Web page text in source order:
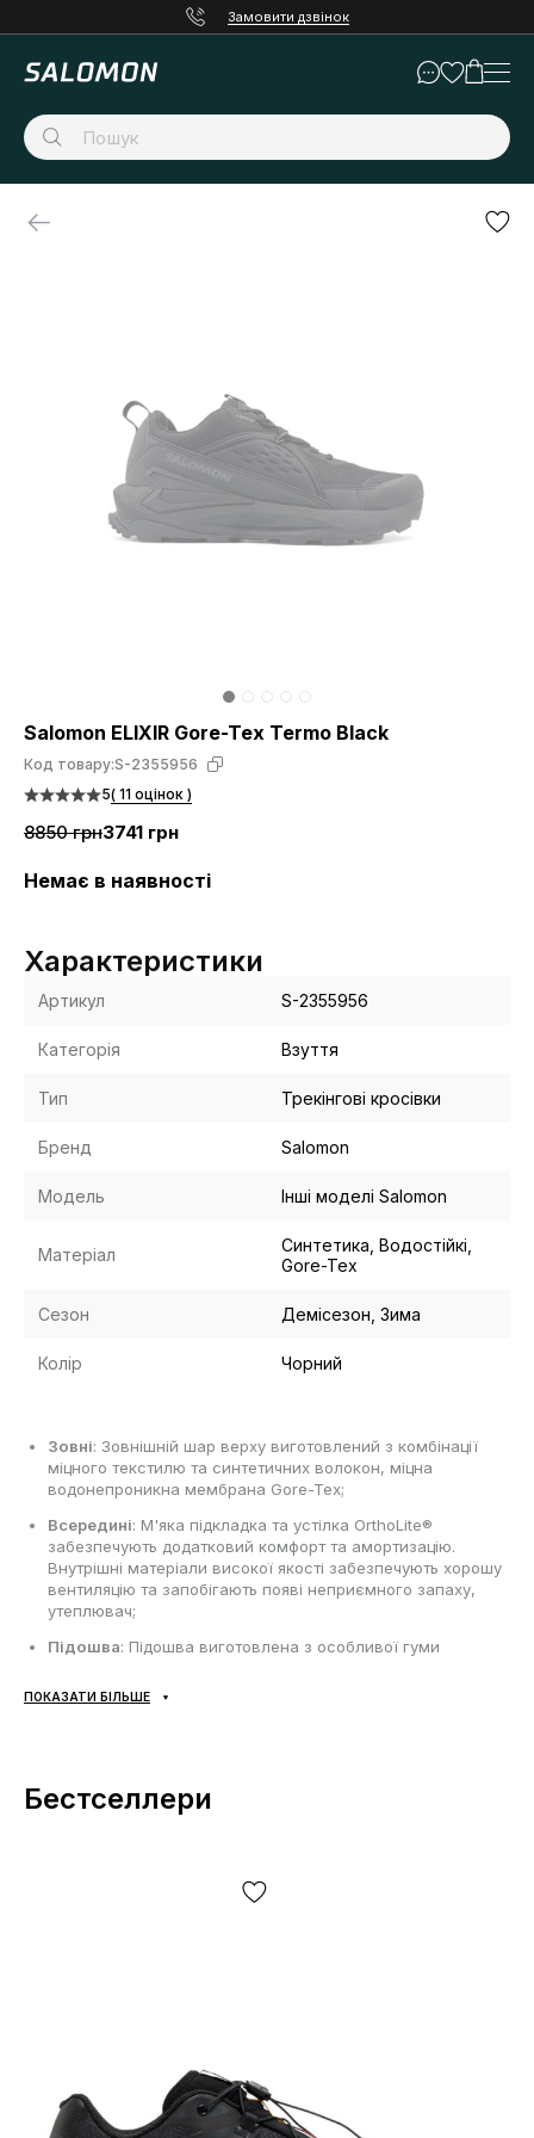
Замовити дзвінок
Salomon ELIXIR Gore-Tex Termo Black
Код товару:S-2355956
5( 11 оцінок )
8850 грн3741 грн
Немає в наявності
Характеристики
Артикул S-2355956
Категорія Взуття
Тип Трекінгові кросівки
Бренд Salomon
Модель Інші моделі Salomon
Матеріал
Синтетика, Водостійкі,
Gore-Tex
Сезон Демісезон, Зима
Колір Чорний
Зовні: Зовнішній шар верху виготовлений з комбінації
міцного текстилю та синтетичних волокон, міцна
водонепроникна мембрана Gore-Tex;
Всередині: М'яка підкладка та устілка OrthoLite®
забезпечують додатковий комфорт та амортизацію.
Внутрішні матеріали високої якості забезпечують хорошу
вентиляцію та запобігають появі неприємного запаху,
утеплювач;
Підошва: Підошва виготовлена з особливої гуми
зчеплення підошви з слизькими поверхнями;
передбачено! Оплата здійснюється при отриманні, після
безпосередньо на відділенні пошти!
ПОКАЗАТИ БІЛЬШЕ
Бестселлери